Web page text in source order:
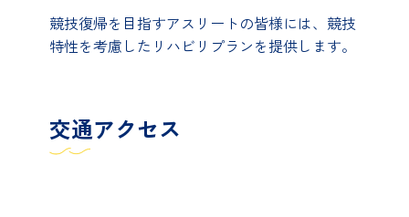
競技復帰を目指すアスリートの皆様には、競技
特性を考慮したリハビリプランを提供します。
交通アクセス